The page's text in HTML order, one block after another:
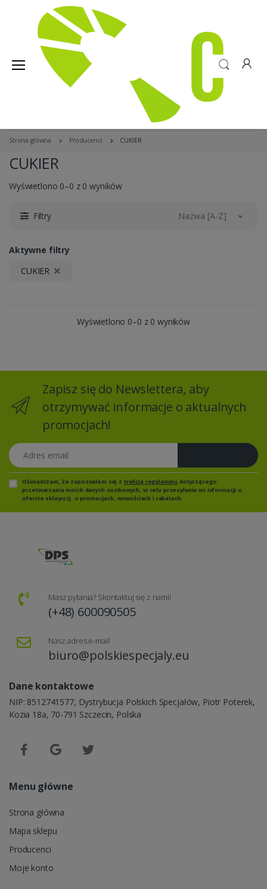
Strona główna Producenci CUKIER
CUKIER
Wyświetlono 0–0 z 0 wyników
Filtry Nazwa [A-Z]
Aktywne filtry
CUKIER
Wyświetlono 0–0 z 0 wyników
Zapisz się do Newslettera, aby
otrzymywać informacje o aktualnych
promocjach!
Adres email
Oświadczam, że zapoznałem się z treścią regulaminu dotyczącego
przetwarzania moich danych osobowych, w celu przesyłania mi informacji o
ofercie sklepu tj. o promocjach, nowościach i rabatach.
Masz pytania? Skontaktuj się z nami!
(+48) 600090505
Nasz adres e-mail
biuro@polskiespecjaly.eu
Dane kontaktowe
NIP: 8512741577, Dystrybucja Polskich Specjałów, Piotr Poterek,
Kozia 18a, 70-791 Szczecin, Polska
Menu główne
Strona główna
Mapa sklepu
Producenci
Moje konto